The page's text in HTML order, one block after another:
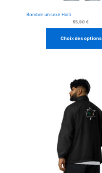
Bomber unisexe Haïti
55,90€
Choix des options